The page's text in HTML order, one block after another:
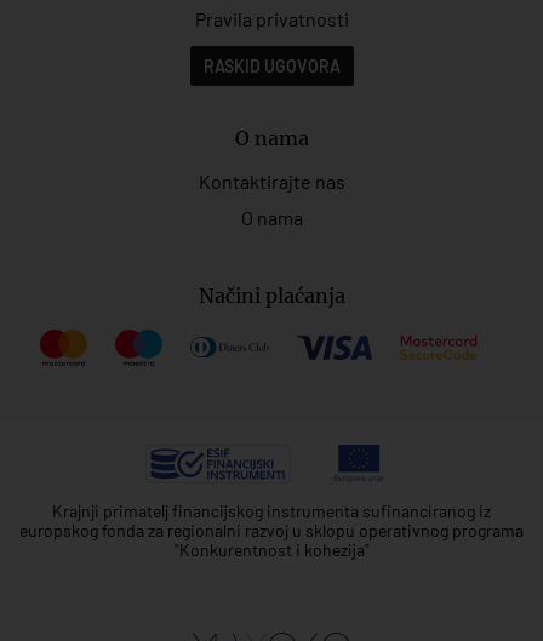
Pravila privatnosti
RASKID UGOVORA
O nama
Kontaktirajte nas
O nama
Načini plaćanja
Krajnji primatelj financijskog instrumenta sufinanciranog iz
europskog fonda za regionalni razvoj u sklopu operativnog programa
"Konkurentnost i kohezija"